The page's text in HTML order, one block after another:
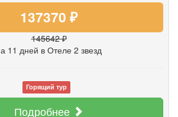
137370 ₽
145642 ₽
11 дней в Отеле 2 звезд
Горящий тур
Подробнее